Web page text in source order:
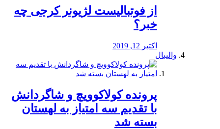
از فوتبالیست لژیونر کرجی چه
خبر؟
اکتبر 12, 2019
والیبال
پرونده کولاکوویچ و شاگردانش
با تقدیم سه امتیاز به لهستان
بسته شد